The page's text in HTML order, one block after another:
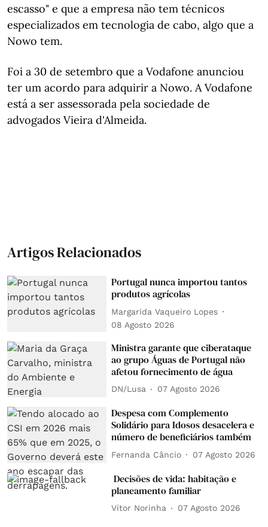
escasso" e que a empresa não tem técnicos
especializados em tecnologia de cabo, algo que a
Nowo tem.
Foi a 30 de setembro que a Vodafone anunciou
ter um acordo para adquirir a Nowo. A Vodafone
está a ser assessorada pela sociedade de
advogados Vieira d'Almeida.
Artigos Relacionados
Portugal nunca importou tantos
produtos agrícolas
Margarida Vaqueiro Lopes
08 Agosto 2026
Ministra garante que ciberataque
ao grupo Águas de Portugal não
afetou fornecimento de água
DN/Lusa 07 Agosto 2026
Despesa com Complemento
Solidário para Idosos desacelera e
número de beneficiários também
Fernanda Câncio 07 Agosto 2026
Decisões de vida: habitação e
planeamento familiar
Vítor Norinha 07 Agosto 2026